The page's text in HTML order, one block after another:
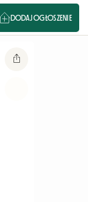
DODAJ OGŁOSZENIE